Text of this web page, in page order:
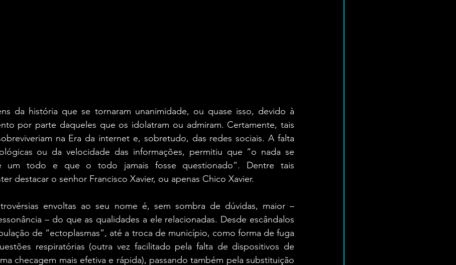
da história que se tornaram unanimidade, ou quase isso, devido à
por parte daqueles que os idolatram ou admiram. Certamente, tais
na Era da internet e, sobretudo, das redes sociais. A falta
ou da velocidade das informações, permitiu que “o nada se
um todo e que o todo jamais fosse questionado”. Dentre tais
destacar o senhor Francisco Xavier, ou apenas Chico Xavier.
envoltas ao seu nome é, sem sombra de dúvidas, maior –
– do que as qualidades a ele relacionadas. Desde escândalos
de “ectoplasmas”, até a troca de município, como forma de fuga
respiratórias (outra vez facilitado pela falta de dispositivos de
checagem mais efetiva e rápida), passando também pela substituição